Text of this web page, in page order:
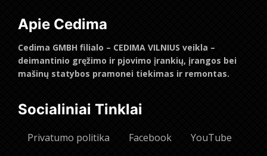
Apie Cedima
Cedima GMBH filialo – CEDIMA VILNIUS veikla –
deimantinio gręžimo ir pjovimo įrankių, įrangos bei
mašinų statybos pramonei tiekimas ir remontas.
Socialiniai Tinklai
Privatumo politika Facebook YouTube